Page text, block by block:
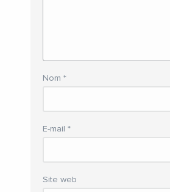
Nom *
E-mail *
Site web